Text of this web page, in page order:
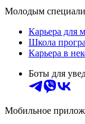
Молодым
Карьера для
Школа
Карьера в
Боты для
Мобильное